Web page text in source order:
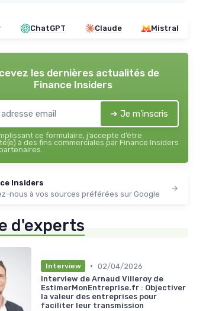
ChatGPT Claude Mistral
les dernières actualités de
Finance Insiders
➔ Je m'inscris
ce formulaire, j’accepte d’être
à des fins commerciales par Finance Insiders
Insiders
nous à vos sources préférées sur Google
d'experts
Interview • 02/04/2026
Interview de Arnaud Villeroy de
EstimerMonEntreprise.fr : Objectiver
la valeur des entreprises pour
faciliter leur transmission